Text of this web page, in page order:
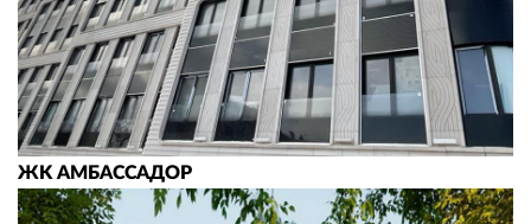
ЖK АМБАССАДОР